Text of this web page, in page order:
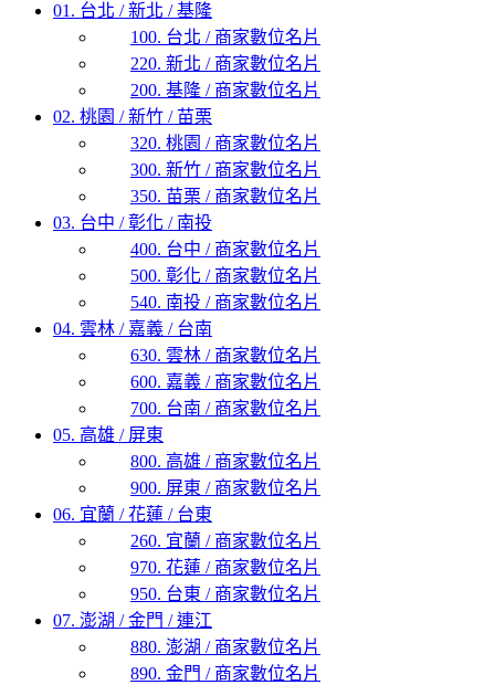
01. 台北 / 新北 / 基隆
100. 台北 / 商家數位名片
220. 新北 / 商家數位名片
200. 基隆 / 商家數位名片
02. 桃園 / 新竹 / 苗栗
320. 桃園 / 商家數位名片
300. 新竹 / 商家數位名片
350. 苗栗 / 商家數位名片
03. 台中 / 彰化 / 南投
400. 台中 / 商家數位名片
500. 彰化 / 商家數位名片
540. 南投 / 商家數位名片
04. 雲林 / 嘉義 / 台南
630. 雲林 / 商家數位名片
600. 嘉義 / 商家數位名片
700. 台南 / 商家數位名片
05. 高雄 / 屏東
800. 高雄 / 商家數位名片
900. 屏東 / 商家數位名片
06. 宜蘭 / 花蓮 / 台東
260. 宜蘭 / 商家數位名片
970. 花蓮 / 商家數位名片
950. 台東 / 商家數位名片
07. 澎湖 / 金門 / 連江
880. 澎湖 / 商家數位名片
890. 金門 / 商家數位名片